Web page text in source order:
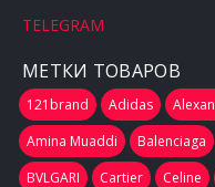
TELEGRAM
МЕТКИ ТОВАРОВ
121brand Adidas
Amina Muaddi
Balenciaga
BVLGARI
Cartier Celine